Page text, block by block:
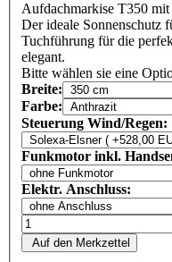
Aufdachmarkise T350
Der ideale Sonnenschutz
Tuchführung für die
elegant.
Bitte wählen sie eine
Breite:
Farbe:
Steuerung Wind/Regen:
Funkmotor inkl.
Elektr. Anschluss:
Auf den Merkzettel